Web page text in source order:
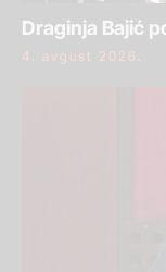
Draginja Bajić
4. avgust 2026.